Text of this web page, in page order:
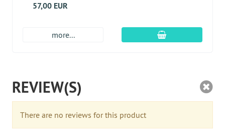
57,00 EUR
more... En el carro de
REVIEW(S)
There are no reviews for this product